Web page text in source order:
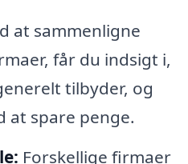
at sammenligne
får du indsigt i,
tilbyder, og
at spare penge.
Forskellige firmaer